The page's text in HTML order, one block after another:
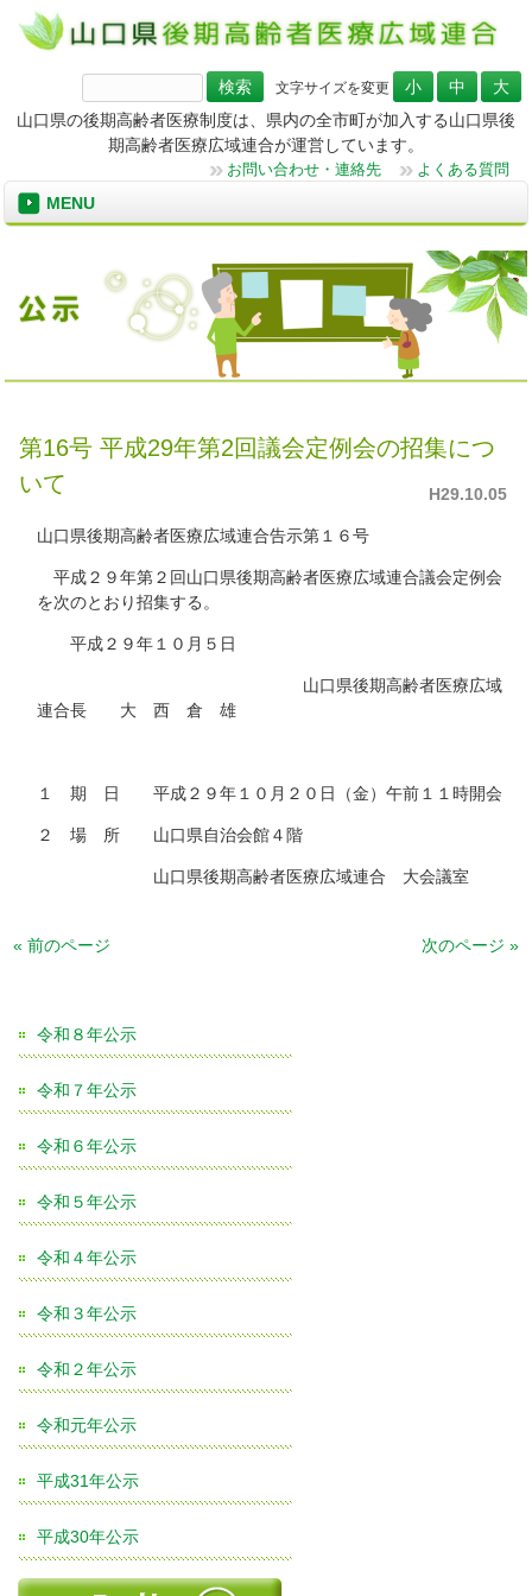
文字サイズを変更
検
索:
山口県の後期高齢者医療制度は、県内の全市町が加入する山口県後
期高齢者医療広域連合が運営しています。
お問い合わせ・連絡先 よくある質問
MENU
第16号 平成29年第2回議会定例会の招集につ
いて
H29.10.05
山口県後期高齢者医療広域連合告示第１６号
平成２９年第２回山口県後期高齢者医療広域連合議会定例会
を次のとおり招集する。
平成２９年１０月５日
山口県後期高齢者医療広域
連合長 大 西 倉 雄
１ 期 日 平成２９年１０月２０日（金）午前１１時開会
２ 場 所 山口県自治会館４階
山口県後期高齢者医療広域連合 大会議室
« 前のページ 次のページ »
令和８年公示
令和７年公示
令和６年公示
令和５年公示
令和４年公示
令和３年公示
令和２年公示
令和元年公示
平成31年公示
平成30年公示